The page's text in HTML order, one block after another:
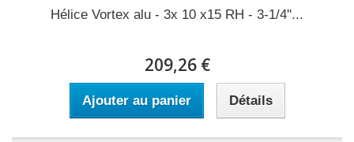
Hélice Vortex alu - 3x 10 x15 RH - 3-1/4''...
209,26 €
Ajouter au panier Détails